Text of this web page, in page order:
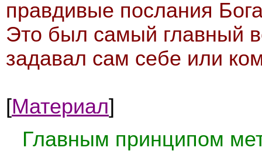
правдивые послания
Это был самый главный
задавал сам себе или
[Материал]
Главным принципом